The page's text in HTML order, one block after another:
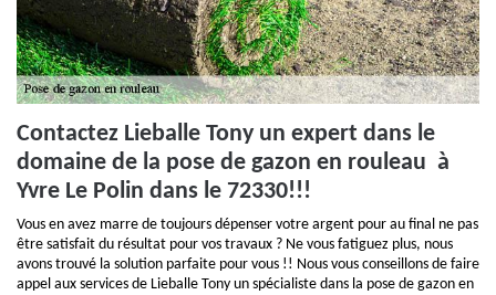
Contactez Lieballe Tony un expert dans le
domaine de la pose de gazon en rouleau à
Yvre Le Polin dans le 72330!!!
Vous en avez marre de toujours dépenser votre argent pour au final ne pas
être satisfait du résultat pour vos travaux ? Ne vous fatiguez plus, nous
avons trouvé la solution parfaite pour vous !! Nous vous conseillons de faire
appel aux services de Lieballe Tony un spécialiste dans la pose de gazon en